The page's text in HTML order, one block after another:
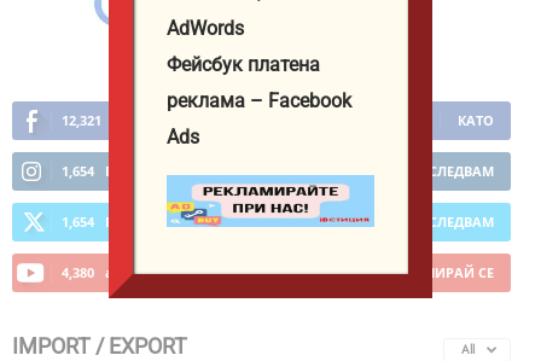
12,321 КАТО
1,654 Последователи ПОСЛЕДВАМ
1,654 Последователи ПОСЛЕДВАМ
4,380 абонати АБОНИРАЙ СЕ
IMPORT / EXPORT All
AdWords
Фейсбук платена
реклама – Facebook
Ads